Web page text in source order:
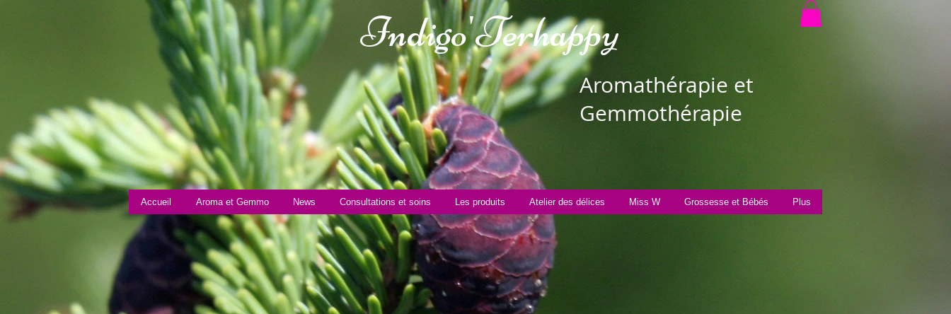
Indigo'Terhappy
Aromathérapie et
Gemmothérapie
Accueil Aroma et Gemmo News Consultations et soins Les produits Atelier des délices Miss W Grossesse et Bébés Plus